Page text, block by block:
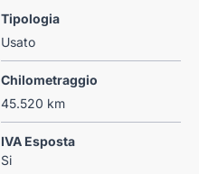
Tipologia
Usato
Chilometraggio
45.520 km
IVA Esposta
Si